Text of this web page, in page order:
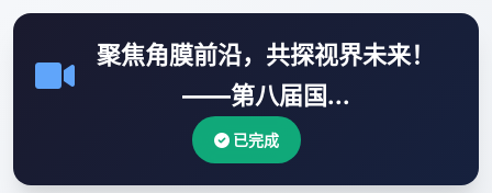
聚焦角膜前沿，共探视界未来！
——第八届国...
已完成